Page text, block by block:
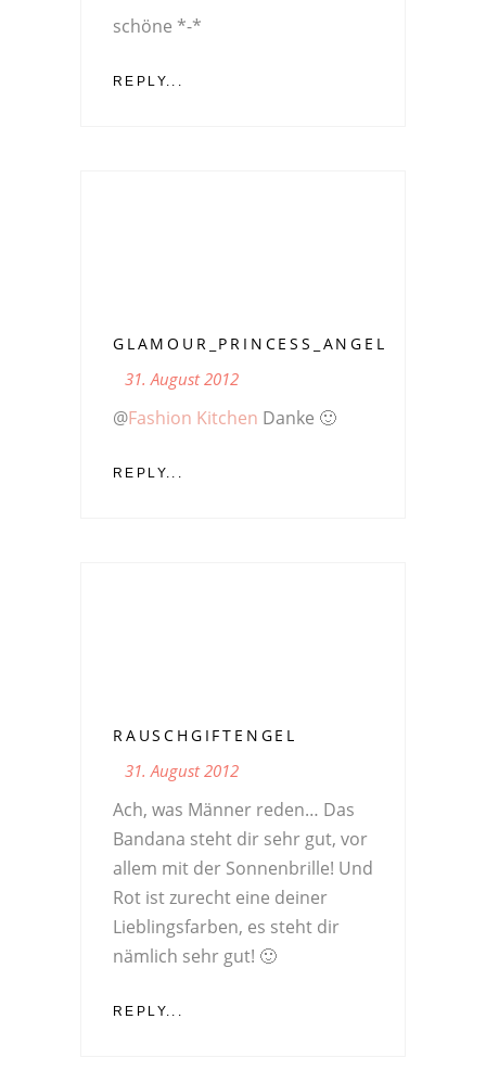
schöne *-*
REPLY...
GLAMOUR_PRINCESS_ANGEL
31. August 2012
@Fashion Kitchen Danke 🙂
REPLY...
RAUSCHGIFTENGEL
31. August 2012
Ach, was Männer reden… Das
Bandana steht dir sehr gut, vor
allem mit der Sonnenbrille! Und
Rot ist zurecht eine deiner
Lieblingsfarben, es steht dir
nämlich sehr gut! 🙂
REPLY...